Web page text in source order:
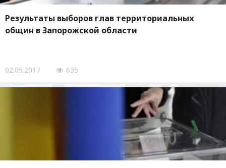
Результаты выборов глав территориальных
общин в Запорожской области
02.05.2017 635